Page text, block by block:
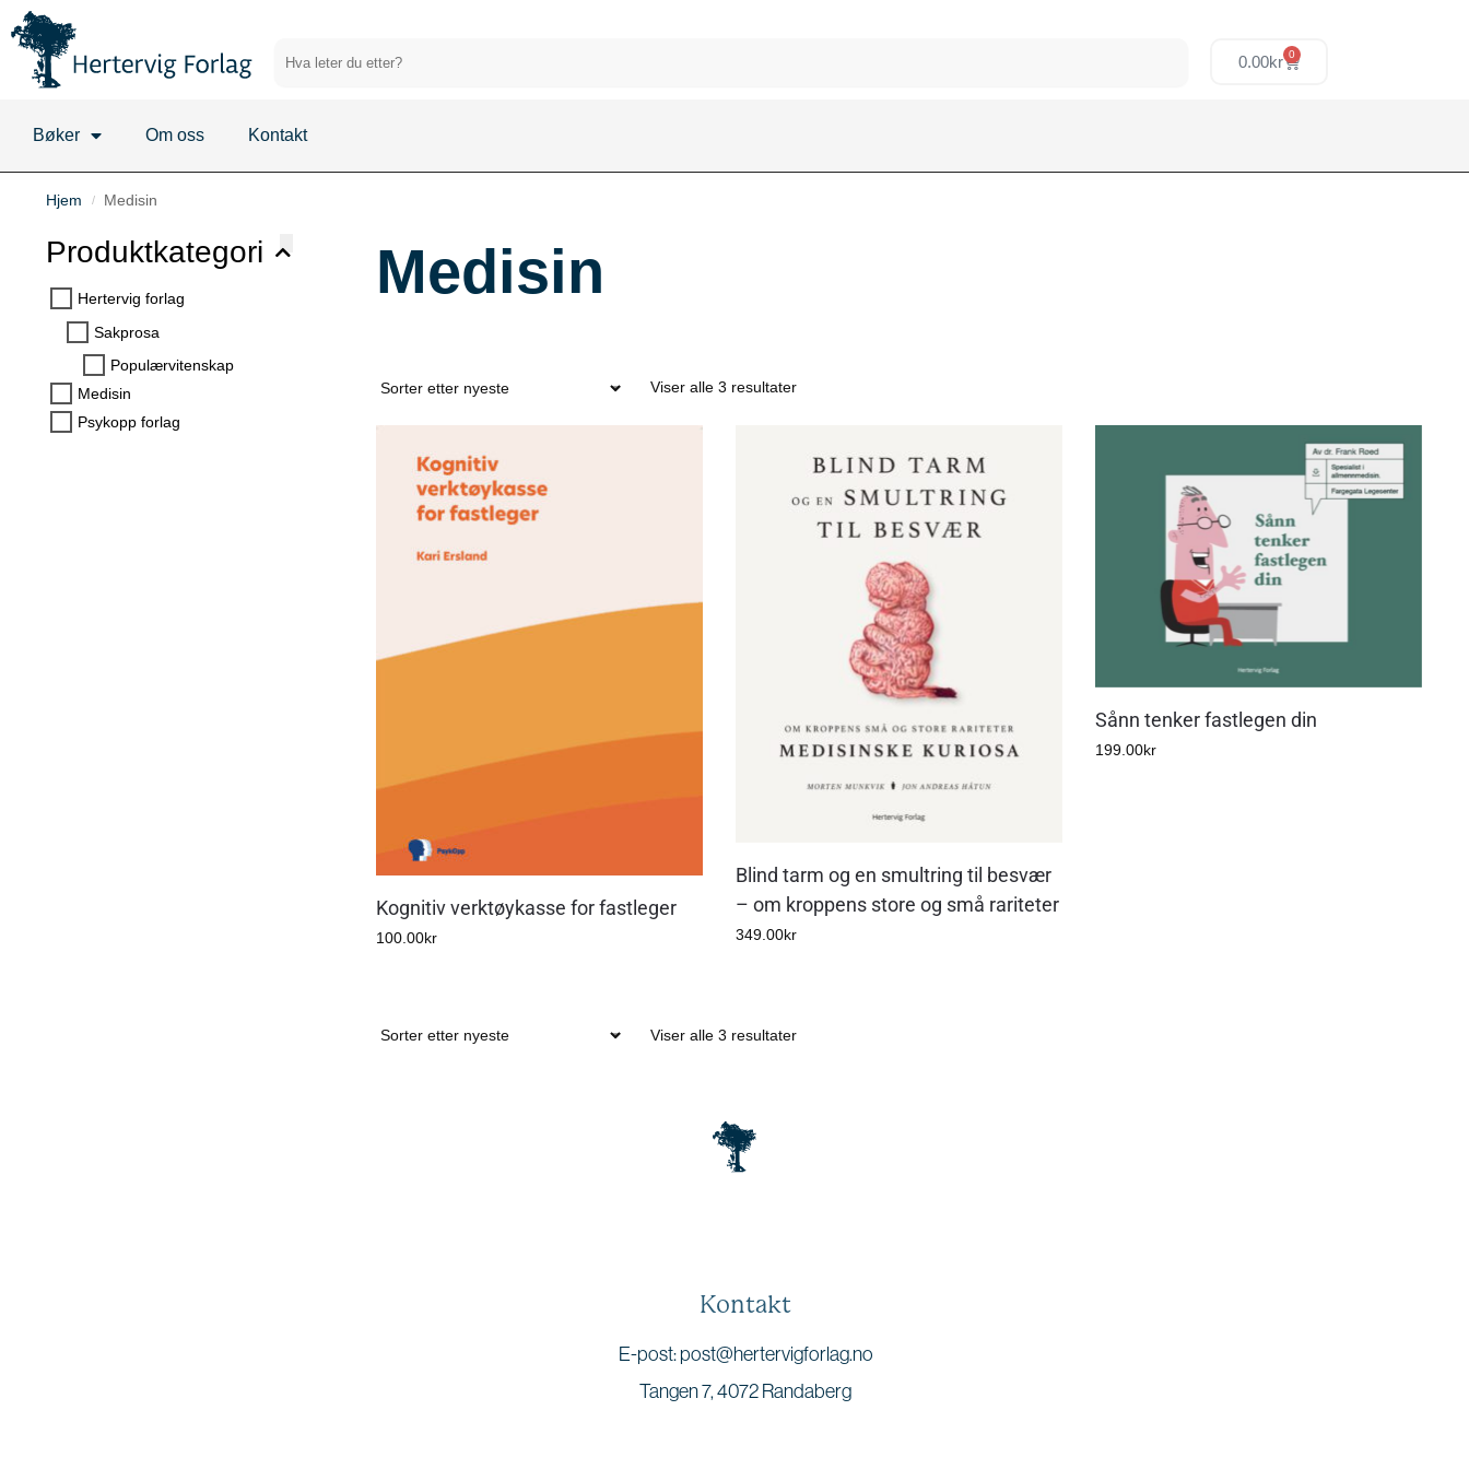
0.00kr 0
Bøker Om oss Kontakt
Hjem / Medisin
Medisin
Viser alle 3 resultater
Kognitiv verktøykasse for fastleger
100.00kr
Blind tarm og en smultring til besvær
– om kroppens store og små rariteter
349.00kr
Sånn tenker fastlegen din
199.00kr
Viser alle 3 resultater
Produktkategori
Hertervig forlag
Sakprosa
Populærvitenskap
Medisin
Psykopp forlag
Kontakt
E-post: post@hertervigforlag.no
Tangen 7, 4072 Randaberg